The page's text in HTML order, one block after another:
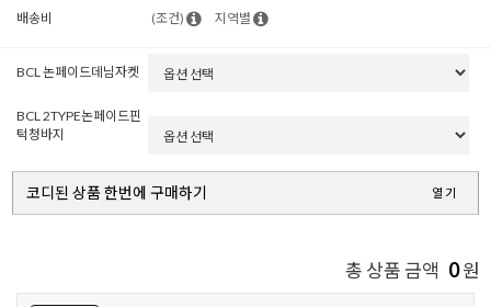
배송비
(조건) 지역별
BCL 논페이드데님자켓
BCL 2TYPE논페이드핀
턱청바지
코디된 상품 한번에 구매하기 열기
총 상품 금액 0원